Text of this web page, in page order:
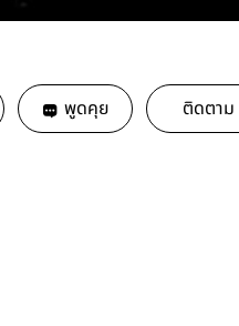
พูดคุย ติดตาม